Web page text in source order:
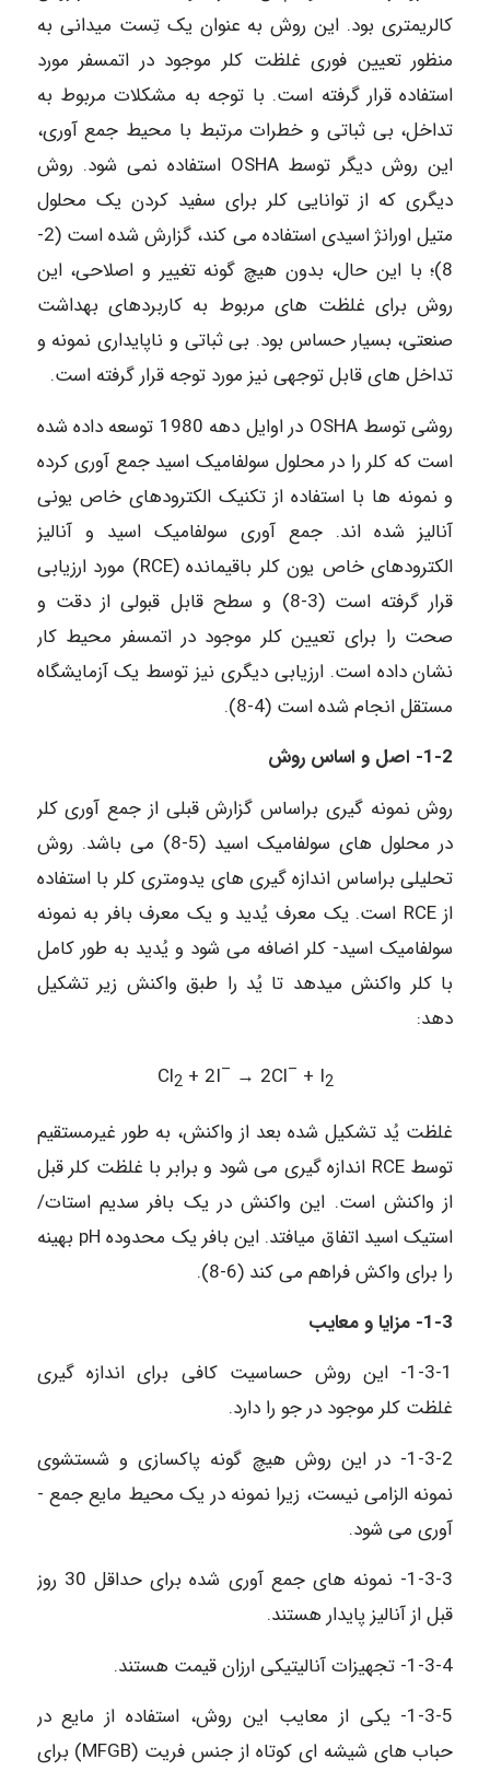
کالریمتری بود. این روش به عنوان یک تِست میدانی به
منظور تعیین فوری غلظت کلر موجود در اتمسفر مورد
استفاده قرار گرفته است. با توجه به مشکلات مربوط به
تداخل، بی­ ثباتی و خطرات مرتبط با محیط جمع­ آوری،
این روش دیگر توسط OSHA استفاده نمی­ شود. روش
دیگری که از توانایی کلر برای سفید کردن یک محلول
متیل اورانژ اسیدی استفاده می­ کند، گزارش شده است (2-
8)؛ با این­ حال، بدون هیچ­ گونه تغییر و اصلاحی، این
روش برای غلظت ­های مربوط به کاربردهای بهداشت
صنعتی، بسیار حساس بود. بی­ ثباتی و ناپایداری نمونه و
تداخل ­های قابل ­توجهی نیز مورد توجه قرار گرفته است.
روشی توسط OSHA در اوایل دهه 1980 توسعه داده شده
است که کلر را در محلول سولفامیک اسید جمع ­آوری کرده
و نمونه­ ها با استفاده از تکنیک الکترودهای خاص یونی
آنالیز شده ­اند. جمع ­آوری سولفامیک اسید و آنالیز
الکترودهای خاص یون کلر باقی­مانده (RCE) مورد ارزیابی
قرار گرفته است (3-8) و سطح قابل­ قبولی از دقت و
صحت را برای تعیین کلر موجود در اتمسفر محیط کار
نشان داده است. ارزیابی دیگری نیز توسط یک آزمایشگاه
مستقل انجام شده است (4-8).
1-2- اصل و اساس روش
روش نمونه ­گیری براساس گزارش قبلی از جمع­ آوری کلر
در محلول­ های سولفامیک اسید (5-8) می­ باشد. روش
تحلیلی براساس اندازه ­گیری­ های یدومتری کلر با استفاده
از RCE است. یک معرف یُدید و یک معرف بافر به نمونه
سولفامیک اسید- کلر اضافه می­ شود و یُدید به طور کامل
با کلر واکنش می­دهد تا یُد را طبق واکنش زیر تشکیل
دهد:
Cl2 + 2I– → 2Cl– + I2
غلظت یُد تشکیل شده بعد از واکنش، به طور غیرمستقیم
توسط RCE اندازه ­گیری می­ شود و برابر با غلظت کلر قبل
از واکنش است. این واکنش در یک بافر سدیم استات/
استیک اسید اتفاق می­افتد. این بافر یک محدوده pH بهینه
را برای واکش فراهم می ­کند (6-8).
1-3- مزایا و معایب
1-3-1- این روش حساسیت کافی برای اندازه­ گیری
غلظت کلر موجود در جو را دارد.
1-3-2- در این روش هیچ­ گونه پاکسازی و شستشوی
نمونه الزامی نیست، زیرا نمونه در یک محیط مایع جمع ­
آوری می­ شود.
1-3-3- نمونه ­های جمع­ آوری شده برای حداقل 30 روز
قبل از آنالیز پایدار هستند.
1-3-4- تجهیزات آنالیتیکی ارزان ­قیمت هستند.
1-3-5- یکی از معایب این روش، استفاده از مایع در
حباب­ های شیشه ­ای کوتاه از جنس فریت (MFGB) برای